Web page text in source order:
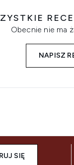
Obecnie nie ma
NAPISZ
SIĘ